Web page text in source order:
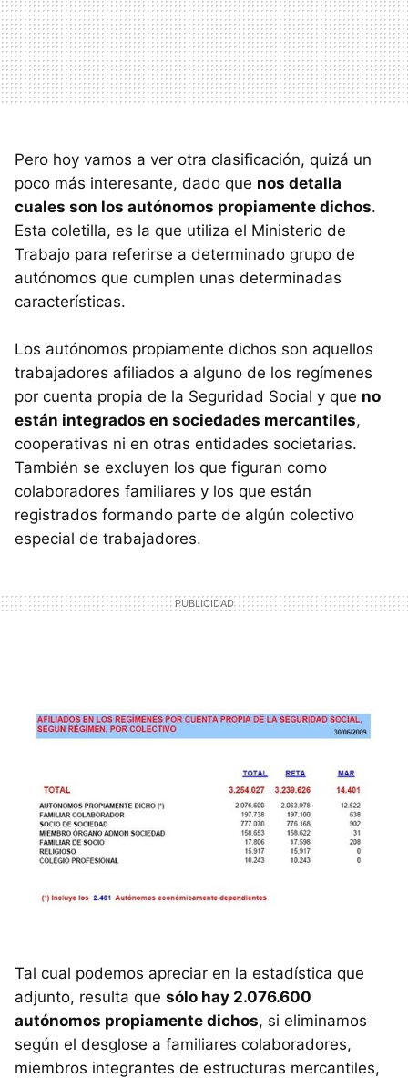
Pero hoy vamos a ver otra clasificación, quizá un
poco más interesante, dado que nos detalla
cuales son los autónomos propiamente dichos.
Esta coletilla, es la que utiliza el Ministerio de
Trabajo para referirse a determinado grupo de
autónomos que cumplen unas determinadas
características.
Los autónomos propiamente dichos son aquellos
trabajadores afiliados a alguno de los regímenes
por cuenta propia de la Seguridad Social y que no
están integrados en sociedades mercantiles,
cooperativas ni en otras entidades societarias.
También se excluyen los que figuran como
colaboradores familiares y los que están
registrados formando parte de algún colectivo
especial de trabajadores.
Tal cual podemos apreciar en la estadística que
adjunto, resulta que sólo hay 2.076.600
autónomos propiamente dichos, si eliminamos
según el desglose a familiares colaboradores,
miembros integrantes de estructuras mercantiles,